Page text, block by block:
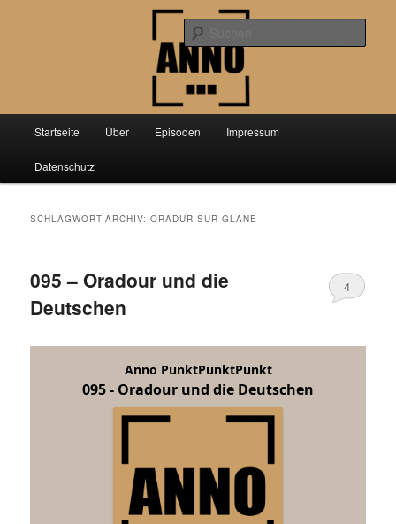
Anno PunktPunktPunkt
Der Podcast über aktuelle Forschung aus der Geschichtswissenschaft
Startseite Über Episoden Impressum
Datenschutz
SCHLAGWORT-ARCHIV:ORADUR SUR GLANE
095 – Oradour und die
Deutschen
4